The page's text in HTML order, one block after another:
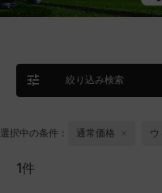
絞り込み検索
選択中の条件： 通常価格 ウ
1件